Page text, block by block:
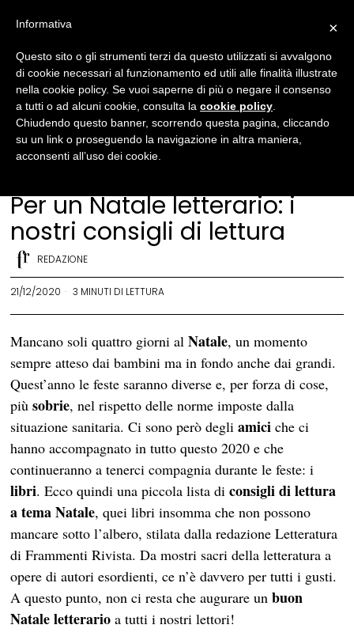
Per un Natale letterario: i
nostri consigli di lettura
REDAZIONE
21/12/2020 3 MINUTI DI LETTURA
Mancano soli quattro giorni alNatale, un momento
sempre atteso dai bambini ma in fondo anche dai grandi.
Quest’anno le feste saranno diverse e, per forza di cose,
piùsobrie, nel rispetto delle norme imposte dalla
situazione sanitaria. Ci sono però degliamici che ci
hanno accompagnato in tutto questo 2020 e che
continueranno a tenerci compagnia durante le feste: i
libri. Ecco quindi una piccola lista diconsigli di lettura
a tema Natale, quei libri insomma che non possono
mancare sotto l’albero, stilata dalla redazione Letteratura
di Frammenti Rivista. Da mostri sacri della letteratura a
opere di autori esordienti, ce n’è davvero per tutti i gusti.
A questo punto, non ci resta che augurare unbuon
Natale letterario a tutti i nostri lettori!
×
Informativa
Questo sito o gli strumenti terzi da questo utilizzati si avvalgono
di cookie necessari al funzionamento ed utili alle finalità illustrate
nella cookie policy. Se vuoi saperne di più o negare il consenso
a tutti o ad alcuni cookie, consulta la cookie policy
Chiudendo questo banner, scorrendo questa pagina, cliccando
su un link o proseguendo la navigazione in altra maniera,
acconsenti all’uso dei cookie.